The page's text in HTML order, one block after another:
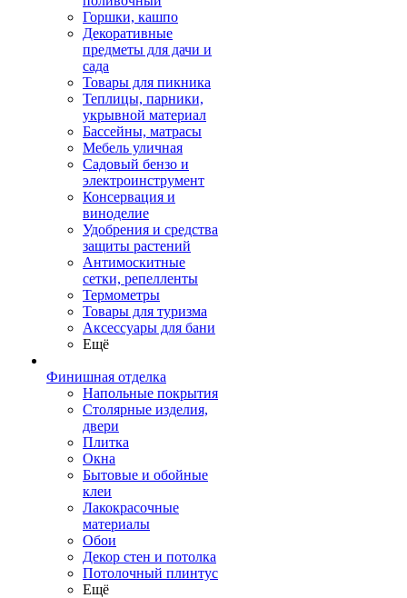
Горшки, кашпо
Декоративные
предметы для дачи и
сада
Товары для пикника
Теплицы, парники,
укрывной материал
Бассейны, матрасы
Мебель уличная
Садовый бензо и
электроинструмент
Консервация и
виноделие
Удобрения и средства
защиты растений
Антимоскитные
сетки, репелленты
Термометры
Товары для туризма
Аксессуары для бани
Ещё
Финишная отделка
Напольные покрытия
Столярные изделия,
двери
Плитка
Окна
Бытовые и обойные
клеи
Лакокрасочные
материалы
Обои
Декор стен и потолка
Потолочный плинтус
Ещё